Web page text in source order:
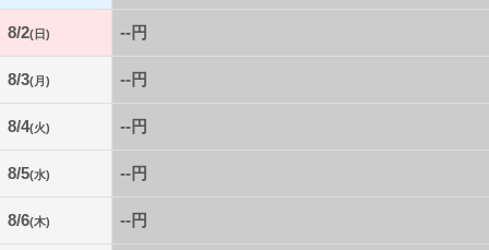
8/2(日) --円
8/3(月) --円
8/4(火) --円
8/5(水) --円
8/6(木) --円